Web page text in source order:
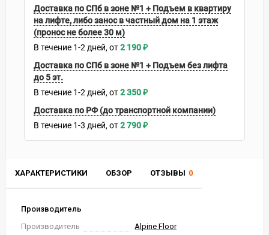
ХАРАКТЕРИСТИКИ ОБЗОР ОТЗЫВЫ 0
Производитель
Производитель
Alpine Floor
Доставка по СПб в зоне №1 + Подъем в квартиру
на лифте, либо занос в частный дом на 1 этаж
(пронос не более 30 м)
В течение 1-2 дней 2 190₽
Доставка по СПб в зоне №1 + Подъем без лифта
до 5 эт.
В течение 1-2 дней 2 350₽
Доставка по РФ (до транспортной компании)
В течение 1-3 дней 2 790₽